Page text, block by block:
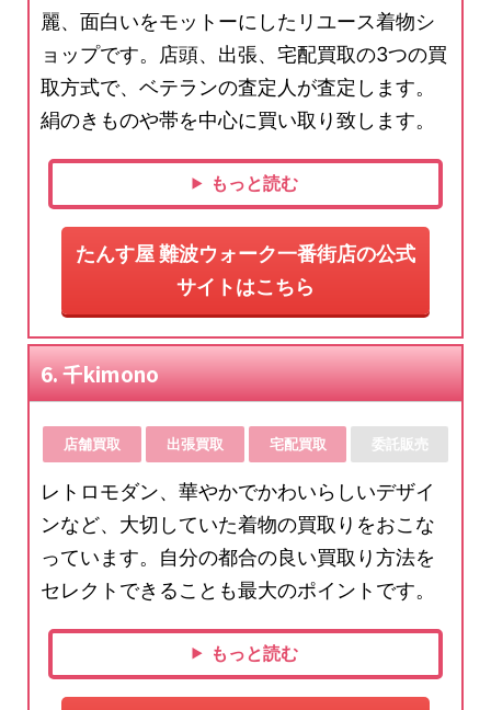
麗、面白いをモットーにしたリユース着物シ
ョップです。店頭、出張、宅配買取の3つの買
取方式で、ベテランの査定人が査定します。
絹のきものや帯を中心に買い取り致します。
もっと読む
たんす屋 難波ウォーク一番街店の公式
サイトはこちら
6. 千kimono
店舗買取 出張買取 宅配買取 委託販売
レトロモダン、華やかでかわいらしいデザイ
ンなど、大切していた着物の買取りをおこな
っています。自分の都合の良い買取り方法を
セレクトできることも最大のポイントです。
もっと読む